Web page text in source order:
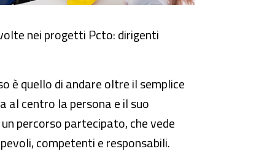
nei progetti Pcto: dirigenti
è quello di andare oltre il semplice
al centro la persona e il suo
percorso partecipato, che vede
competenti e responsabili.